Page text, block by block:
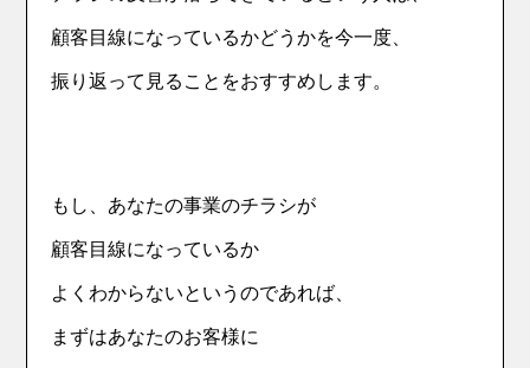
顧客目線になっているかどうかを今一度、
振り返って見ることをおすすめします。
もし、あなたの事業のチラシが
顧客目線になっているか
よくわからないというのであれば、
まずはあなたのお客様に